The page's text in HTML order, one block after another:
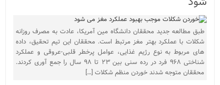
طبق مطالعه جدید محققان دانشگاه مین آمریکا، عادت به مصرف روزانه
شکلات با عملکرد بهتر مغز مرتبط است. محققان این تیم تحقیق، داده
های مربوط به نوع رژیم غذایی، عوامل پرخطر قلبی-عروقی و عملکرد
شناختی ۹۶۸ فرد در رده سنی بین ۲۳ تا ۹۸ سال را جمع آوری کردند.
محققان متوجه شدند خوردن منظم شکلات […]